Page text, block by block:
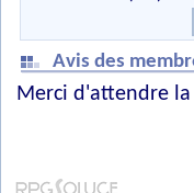
Avis des
Merci d'attendre